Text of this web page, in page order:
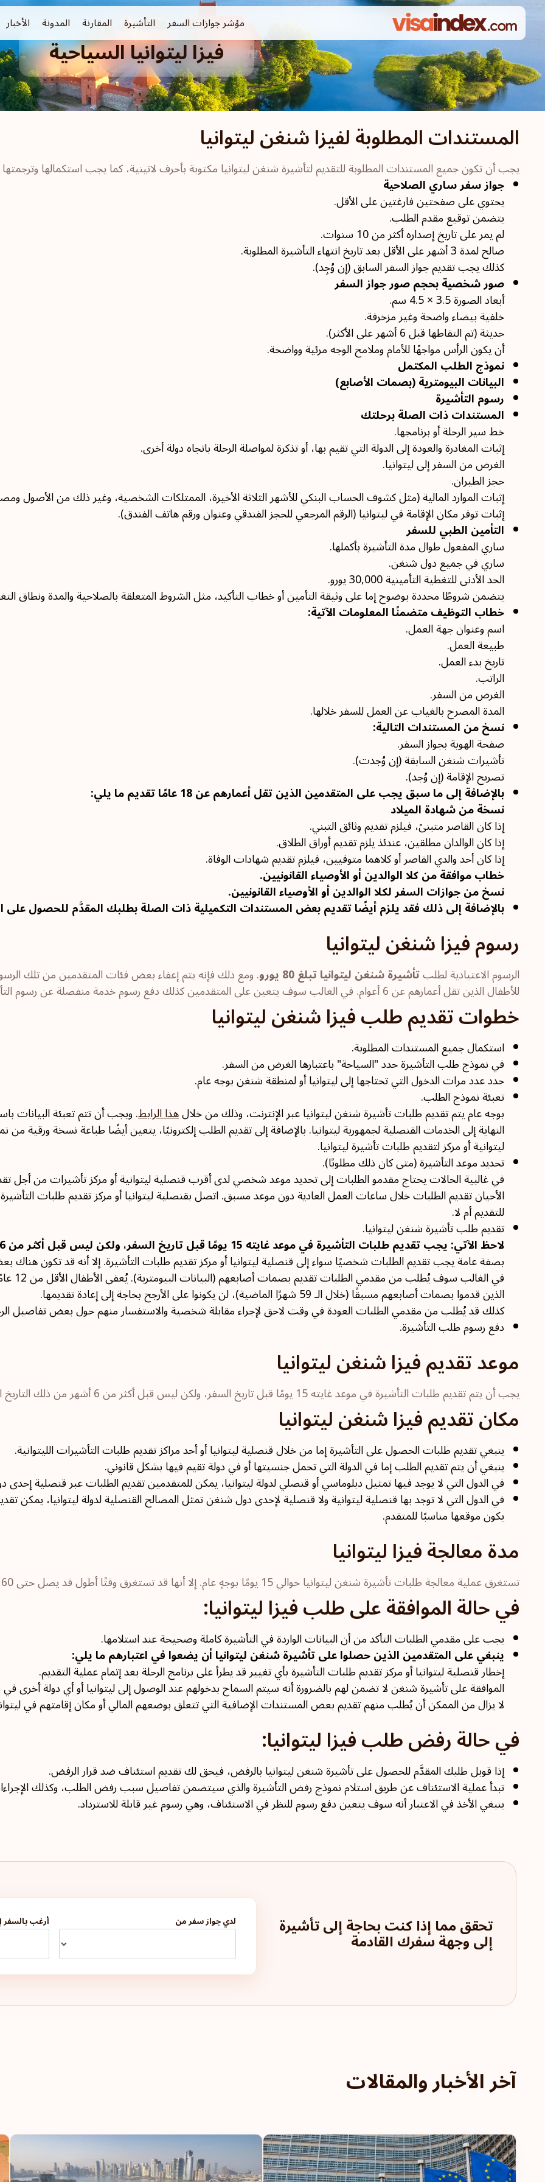
مؤشر جوازات السفر التأشيرة المقارنة المدونة الأخبار
فيزا ليتوانيا السياحية
المستندات المطلوبة لفيزا شنغن ليتوانيا
يجب أن تكون جميع المستندات المطلوبة للتقديم لتأشيرة شنغن ليتوانيا مكتوبة بأحرف لاتينية، كما يجب استكمالها وترجمتها إما
جواز سفر ساري الصلاحية
يحتوي على صفحتين فارغتين على الأقل.
يتضمن توقيع مقدم الطلب.
لم يمر على تاريخ إصداره أكثر من 10 سنوات.
صالح لمدة 3 أشهر على الأقل بعد تاريخ انتهاء التأشيرة المطلوبة.
كذلك يجب تقديم جواز السفر السابق (إن وُجِد).
صور شخصية بحجم صور جواز السفر
أبعاد الصورة 3.5 × 4.5 سم.
خلفية بيضاء واضحة وغير مزخرفة.
حديثة (تم التقاطها قبل 6 أشهر على الأكثر).
أن يكون الرأس مواجهًا للأمام وملامح الوجه مرئية وواضحة.
نموذج الطلب المكتمل
البيانات البيومترية (بصمات الأصابع)
رسوم التأشيرة
المستندات ذات الصلة برحلتك
خط سير الرحلة أو برنامجها.
إثبات المغادرة والعودة إلى الدولة التي تقيم بها، أو تذكرة لمواصلة الرحلة باتجاه دولة أخرى.
الغرض من السفر إلى ليتوانيا.
حجز الطيران.
إثبات الموارد المالية (مثل كشوف الحساب البنكي للأشهر الثلاثة الأخيرة، الممتلكات الشخصية، وغير ذلك من الأصول
إثبات توفر مكان الإقامة في ليتوانيا (الرقم المرجعي للحجز الفندقي وعنوان ورقم هاتف الفندق).
التأمين الطبي للسفر
ساري المفعول طوال مدة التأشيرة بأكملها.
ساري في جميع دول شنغن.
الحد الأدنى للتغطية التأمينية 30,000 يورو.
يتضمن شروطًا محددة بوضوح إما على وثيقة التأمين أو خطاب التأكيد، مثل الشروط المتعلقة بالصلاحية والمدة ونطاق
خطاب التوظيف متضمنًا المعلومات الآتية:
اسم وعنوان جهة العمل.
طبيعة العمل.
تاريخ بدء العمل.
الراتب.
الغرض من السفر.
المدة المصرح بالغياب عن العمل للسفر خلالها.
نسخ من المستندات التالية:
صفحة الهوية بجواز السفر.
تأشيرات شنغن السابقة (إن وُجدت).
تصريح الإقامة (إن وُجد).
بالإضافة إلى ما سبق يجب على المتقدمين الذين تقل أعمارهم عن 18 عامًا تقديم ما يلي:
نسخة من شهادة الميلاد
إذا كان القاصر متبنىً، فيلزم تقديم وثائق التبني.
إذا كان الوالدان مطلقين، عندئذ يلزم تقديم أوراق الطلاق.
إذا كان أحد والدي القاصر أو كلاهما متوفيين، فيلزم تقديم شهادات الوفاة.
خطاب موافقة من كلا الوالدين أو الأوصياء القانونيين.
نسخ من جوازات السفر لكلا الوالدين أو الأوصياء القانونيين.
بالإضافة إلى ذلك فقد يلزم أيضًا تقديم بعض المستندات التكميلية ذات الصلة بطلبك المقدَّم للحصول على
رسوم فيزا شنغن ليتوانيا
الرسوم الاعتيادية لطلبتأشيرة شنغن ليتوانيا تبلغ 80 يورو . ومع ذلك فإنه يتم إعفاء بعض فئات المتقدمين من تلك
للأطفال الذين تقل أعمارهم عن 6 أعوام. في الغالب سوف يتعين على المتقدمين كذلك دفع رسوم خدمة منفصلة عن رسوم التأشيرة الأساسية وهي رسوم غير قابلة للاسترداد.
خطوات تقديم طلب فيزا شنغن ليتوانيا
استكمال جميع المستندات المطلوبة.
في نموذج طلب التأشيرة حدد "السياحة" باعتبارها الغرض من السفر.
حدد عدد مرات الدخول التي تحتاجها إلى ليتوانيا أو لمنطقة شنغن بوجه عام.
تعبئة نموذج الطلب.
بوجه عام يتم تقديم طلبات تأشيرة شنغن ليتوانيا عبر الإنترنت، وذلك من خلالهذا الرابط. ويجب أن تتم تعبئة البيانات
النهاية إلى الخدمات القنصلية لجمهورية ليتوانيا. بالإضافة إلى تقديم الطلب إلكترونيًا، يتعين أيضًا طباعة نسخة ورقية
ليتوانية أو مركز لتقديم طلبات تأشيرة ليتوانيا.
تحديد موعد التأشيرة (متى كان ذلك مطلوبًا).
في غالبية الحالات يحتاج مقدمو الطلبات إلى تحديد موعد شخصي لدى أقرب قنصلية ليتوانية أو مركز تأشيرات من
الأحيان تقديم الطلبات خلال ساعات العمل العادية دون موعد مسبق. اتصل بقنصلية ليتوانيا أو مركز تقديم طلبات
للتقديم أم لا.
تقديم طلب تأشيرة شنغن ليتوانيا.
لاحظ الآتي: يجب تقديم طلبات التأشيرة في موعد غايته 15 يومًا قبل تاريخ السفر، ولكن ليس قبل أكثر من 6 أشهر من ذلك التاريخ المحدد للسفر.
بصفة عامة يجب تقديم الطلبات شخصيًا سواء إلى قنصلية ليتوانيا أو مركز تقديم طلبات التأشيرة. إلا أنه قد تكون هناك
في
الذين قدموا بصمات أصابعهم مسبقًا (خلال الـ 59 شهرًا الماضية)، لن يكونوا على الأرجح بحاجة إلى إعادة تقديمها.
كذلك قد يُطلب من مقدمي الطلبات العودة في وقت لاحق لإجراء مقابلة شخصية والاستفسار منهم حول بعض تفاصيل
دفع رسوم طلب التأشيرة.
موعد تقديم فيزا شنغن ليتوانيا
يجب أن يتم تقديم طلبات التأشيرة في موعد غايته 15 يومًا قبل تاريخ السفر، ولكن ليس قبل أكثر من 6 أشهر من ذلك التاريخ المحدد للسفر.
مكان تقديم فيزا شنغن ليتوانيا
ينبغي تقديم طلبات الحصول على التأشيرة إما من خلال قنصلية ليتوانيا أو أحد مراكز تقديم طلبات التأشيرات الليتوانية.
ينبغي أن يتم تقديم الطلب إما في الدولة التي تحمل جنسيتها أو في دولة تقيم فيها بشكل قانوني.
في الدول التي لا يوجد فيها تمثيل دبلوماسي أو قنصلي لدولة ليتوانيا، يمكن للمتقدمين تقديم الطلبات عبر قنصلية إحدى
في الدول التي لا توجد بها قنصلية ليتوانية ولا قنصلية لإحدى دول شنغن تمثل المصالح القنصلية لدولة ليتوانيا، يمكن
يكون موقعها مناسبًا للمتقدم.
مدة معالجة فيزا ليتوانيا
تستغرق عملية معالجة طلبات تأشيرة شنغن ليتوانيا حوالي 15 يومًا بوجهٍ عام. إلا أنها قد تستغرق وقتًا أطول قد يصل حتى 60 يومًا في بعض الحالات.
في حالة الموافقة على طلب فيزا ليتوانيا:
يجب على مقدمي الطلبات التأكد من أن البيانات الواردة في التأشيرة كاملة وصحيحة عند استلامها.
ينبغي على المتقدمين الذين حصلوا على تأشيرة شنغن ليتوانيا أن يضعوا في اعتبارهم ما يلي:
إخطار قنصلية ليتوانيا أو مركز تقديم طلبات التأشيرة بأي تغيير قد يطرأ على برنامج الرحلة بعد إتمام عملية التقديم.
الموافقة على تأشيرة شنغن لا تضمن لهم بالضرورة أنه سيتم السماح بدخولهم عند الوصول إلى ليتوانيا أو أي دولة أخرى
لا يزال من الممكن أن يُطلب منهم تقديم بعض المستندات الإضافية التي تتعلق بوضعهم المالي أو مكان إقامتهم في
في حالة رفض طلب فيزا ليتوانيا:
إذا قوبل طلبك المقدَّم للحصول على تأشيرة شنغن ليتوانيا بالرفض، فيحق لك تقديم استئناف ضد قرار الرفض.
تبدأ عملية الاستئناف عن طريق استلام نموذج رفض التأشيرة والذي سيتضمن تفاصيل سبب رفض الطلب، وكذلك
ينبغي الأخذ في الاعتبار أنه سوف يتعين دفع رسوم للنظر في الاستئناف، وهي رسوم غير قابلة للاسترداد.
تحقق مما إذا كنت بحاجة إلى تأشيرة
إلى وجهة سفرك القادمة
لدي جواز سفر من أرغب بالسفر
آخر الأخبار والمقالات